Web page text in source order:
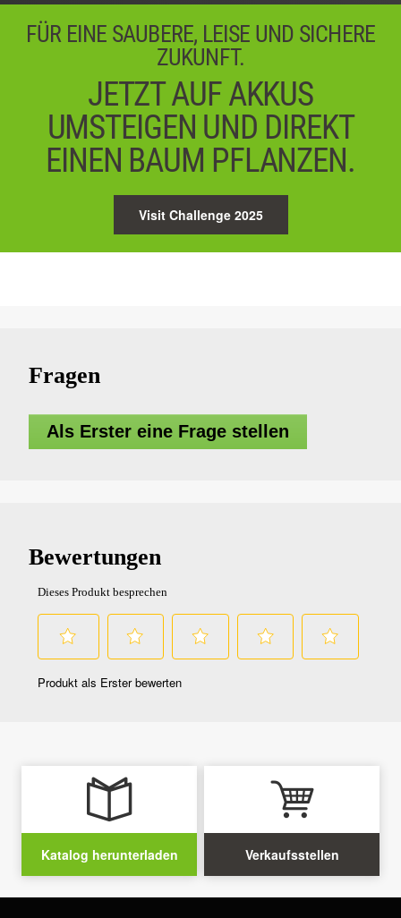
FÜR EINE SAUBERE, LEISE UND SICHERE
ZUKUNFT.
JETZT AUF AKKUS
UMSTEIGEN UND DIREKT
EINEN BAUM PFLANZEN.
Visit Challenge 2025
Fragen
Als Erster eine Frage stellen
Katalog herunterladen Verkaufsstellen